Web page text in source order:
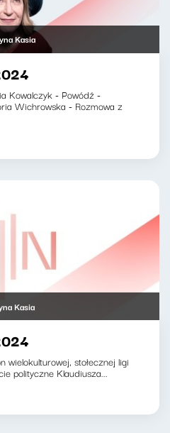
Kasia
Kowalczyk - Powódź -
Wichrowska - Rozmowa z
Kasia
wielokulturowej, stołecznej ligi
polityczne Klaudiusza...